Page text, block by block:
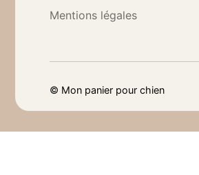
Mentions légales
© Mon panier pour chien